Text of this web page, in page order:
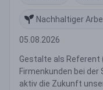
Nachhaltiger
05.08.2026
Gestalte als
Firmenkunden bei der
aktiv die Zukunft